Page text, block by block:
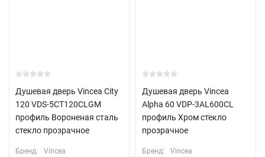
Душевая дверь Vincea City
120 VDS-5CT120CLGM
профиль Вороненая сталь
стекло прозрачное
Бренд: Vincea
Душевая дверь Vincea
Alpha 60 VDP-3AL600CL
профиль Хром стекло
прозрачное
Бренд: Vincea